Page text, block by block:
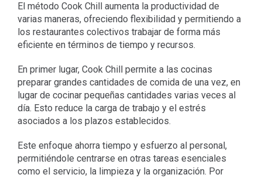
El método Cook Chill aumenta la productividad de
varias maneras, ofreciendo flexibilidad y permitiendo a
los restaurantes colectivos trabajar de forma más
eficiente en términos de tiempo y recursos.
En primer lugar, Cook Chill permite a las cocinas
preparar grandes cantidades de comida de una vez, en
lugar de cocinar pequeñas cantidades varias veces al
día. Esto reduce la carga de trabajo y el estrés
asociados a los plazos establecidos.
Este enfoque ahorra tiempo y esfuerzo al personal,
permitiéndole centrarse en otras tareas esenciales
como el servicio, la limpieza y la organización. Por